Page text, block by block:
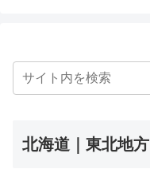
北海道｜東北地方